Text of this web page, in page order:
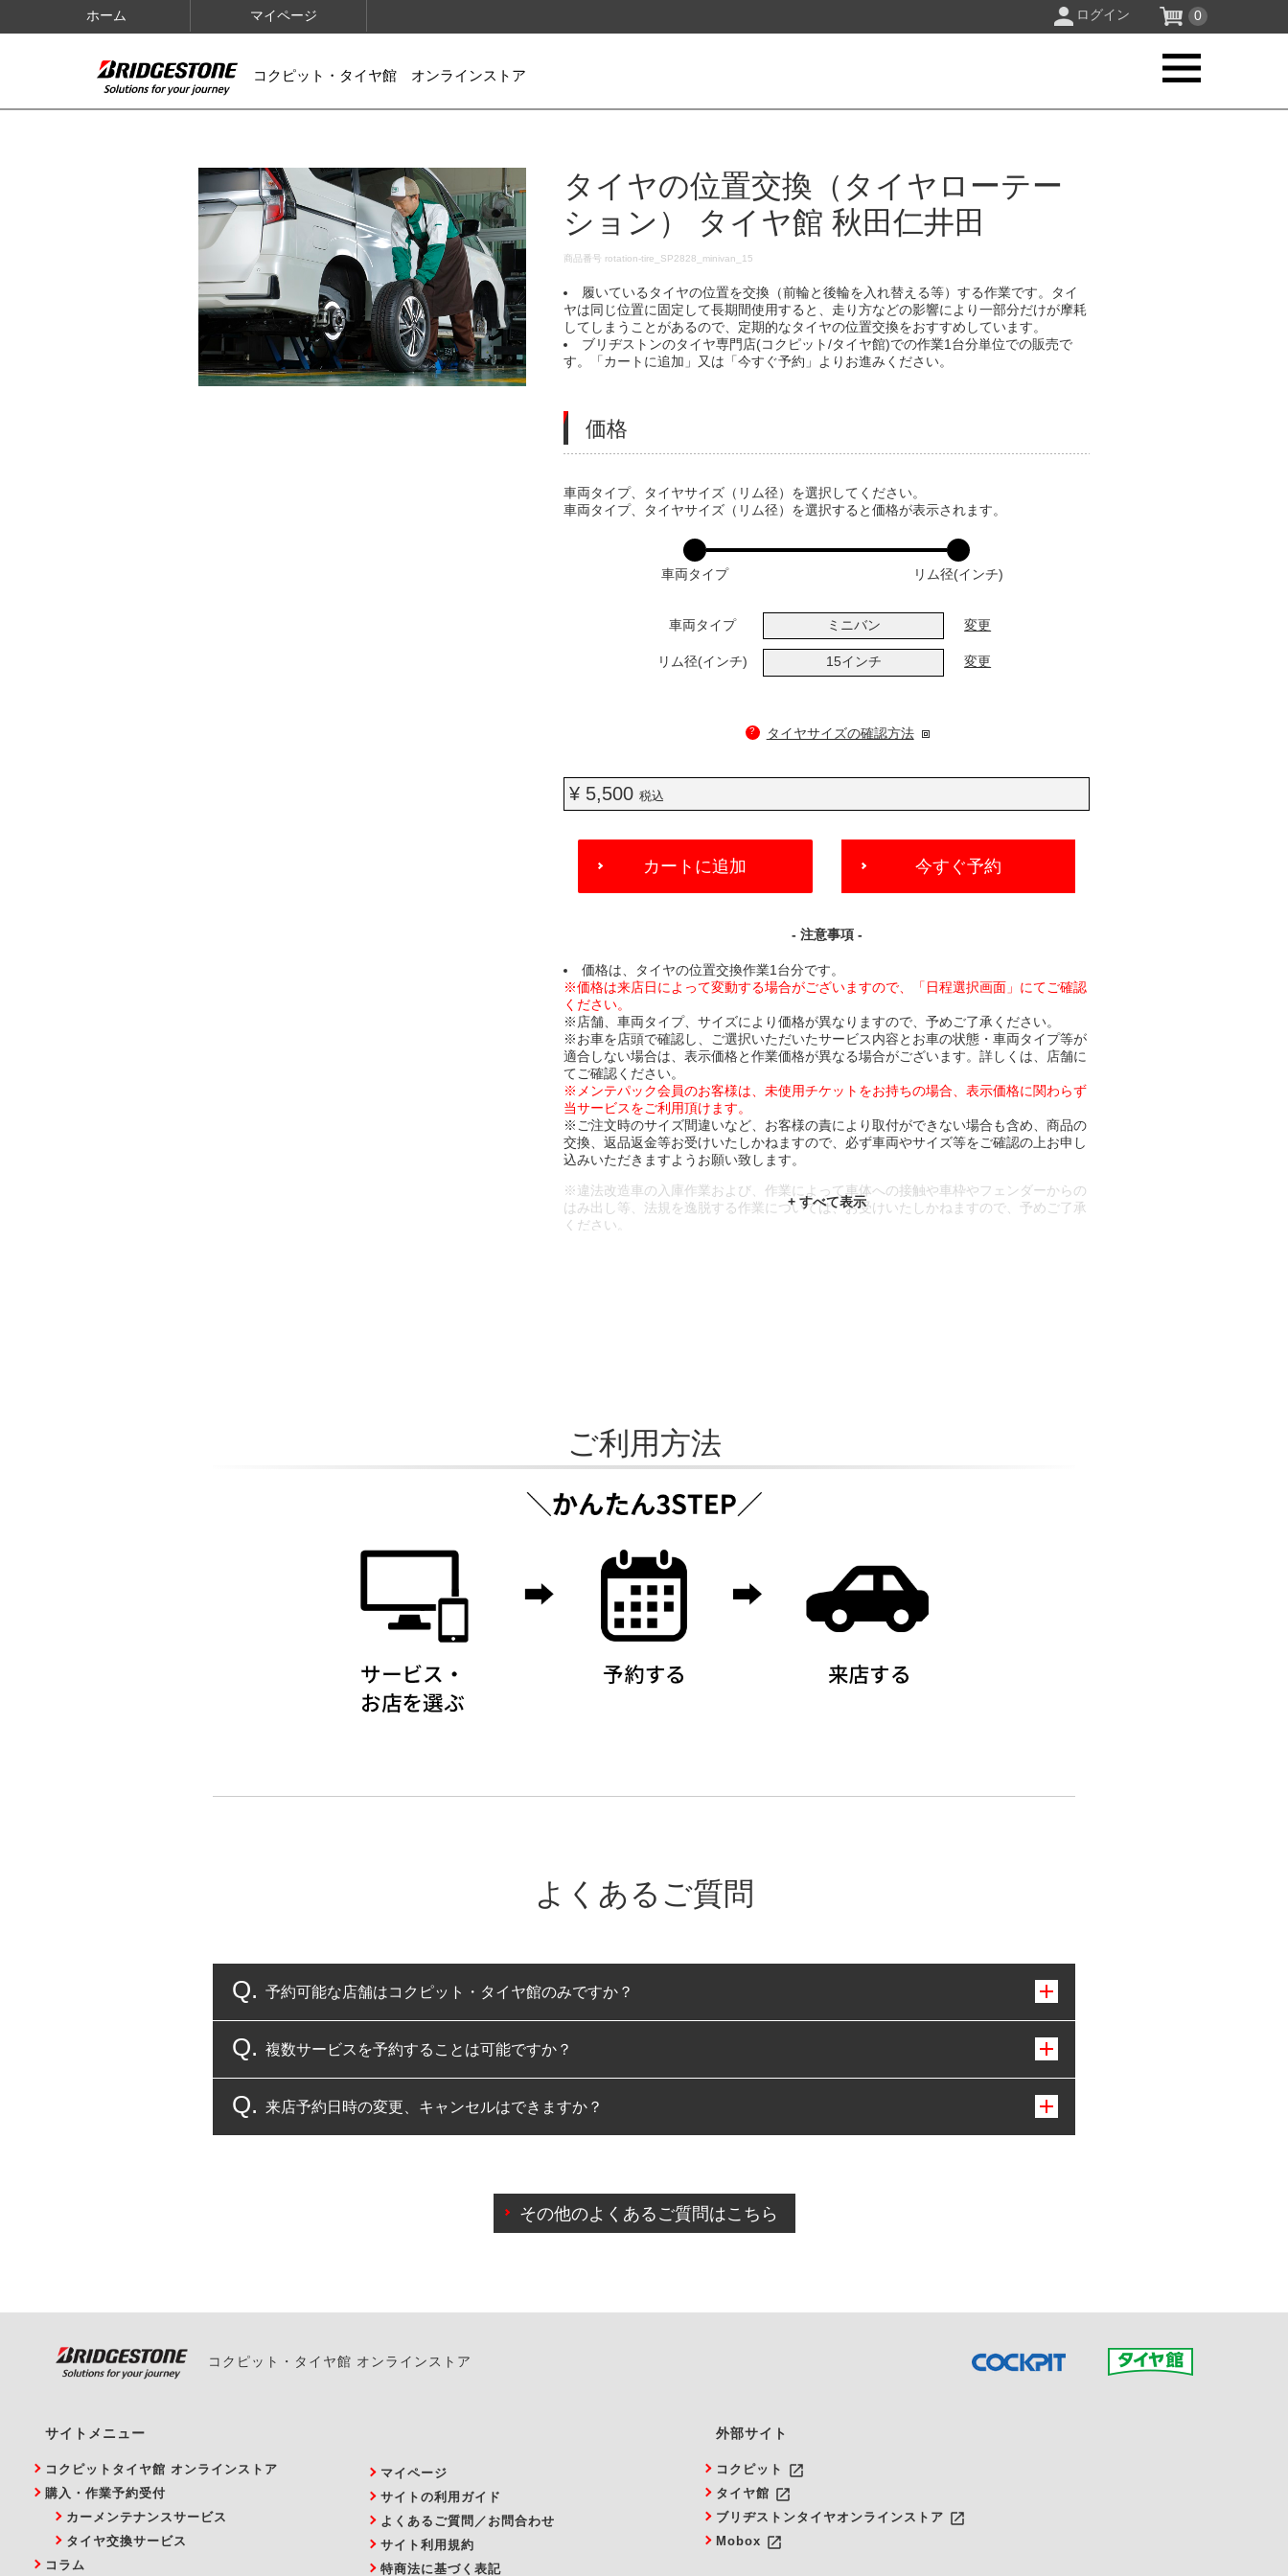
ホーム マイページ ログイン 0
コクピット・タイヤ館 オンラインストア
IMAGES
タイヤの位置交換（タイヤローテー
ション） タイヤ館 秋田仁井田
DETAILS
商品番号 rotation-tire_SP2828_minivan_15
履いているタイヤの位置を交換（前輪と後輪を入れ替える等）する作業です。タイ
ヤは同じ位置に固定して長期間使用すると、走り方などの影響により一部分だけが摩耗
してしまうことがあるので、定期的なタイヤの位置交換をおすすめしています。
ブリヂストンのタイヤ専門店(コクピット/タイヤ館)での作業1台分単位での販売で
す。「カートに追加」又は「今すぐ予約」よりお進みください。
価格
VARIATIONS
車両タイプ、タイヤサイズ（リム径）を選択してください。
車両タイプ、タイヤサイズ（リム径）を選択すると価格が表示されます。
車両タイプ リム径(インチ)
車両タイプ ミニバン 変更
リム径(インチ) 15インチ 変更
? タイヤサイズの確認方法
¥ 5,500税込
ADD
CART
カートに追加 今すぐ予約
- 注意事項 -
価格は、タイヤの位置交換作業1台分です。
※価格は来店日によって変動する場合がございますので、「日程選択画面」にてご確認
ください。
※店舗、車両タイプ、サイズにより価格が異なりますので、予めご了承ください。
※お車を店頭で確認し、ご選択いただいたサービス内容とお車の状態・車両タイプ等が
適合しない場合は、表示価格と作業価格が異なる場合がございます。詳しくは、店舗に
てご確認ください。
※メンテパック会員のお客様は、未使用チケットをお持ちの場合、表示価格に関わらず
当サービスをご利用頂けます。
※ご注文時のサイズ間違いなど、お客様の責により取付ができない場合も含め、商品の
交換、返品返金等お受けいたしかねますので、必ず車両やサイズ等をご確認の上お申し
込みいただきますようお願い致します。
※違法改造車の入庫作業および、作業によって車体への接触や車枠やフェンダーからの
はみ出し等、法規を逸脱する作業については、お受けいたしかねますので、予めご了承
ください。
ご利用方法
よくあるご質問
予約可能な店舗はコクピット・タイヤ館のみですか？
コクピット・タイヤ館のみとなります。
複数サービスを予約することは可能ですか？
複数サービスのご予約は可能です。
来店予約日時の変更、キャンセルはできますか？
また、やむを得ない事由によりご予約のキャンセルをご希望の際は、直接ご予約いただいた店舗へご連絡くださ
その他のよくあるご質問はこちら
コクピット・タイヤ館 オンラインストア
サイトメニュー
コクピットタイヤ館 オンラインストア
購入・作業予約受付
カーメンテナンスサービス
タイヤ交換サービス
コラム
マイページ
サイトの利用ガイド
よくあるご質問／お問合わせ
サイト利用規約
特商法に基づく表記
外部サイト
コクピット launch
タイヤ館 launch
ブリヂストンタイヤオンラインストア launch
Mobox launch